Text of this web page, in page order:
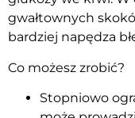
gwałtownych
bardziej napędza
Co możesz zrobić?
Stopniowo